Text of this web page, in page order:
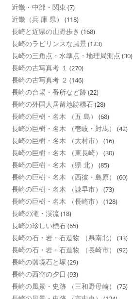
近畿・中部・関東 (7)
近畿（兵 庫 県） (118)
長崎と近県の山野歩き (168)
長崎のラビリンスな風景 (123)
長崎の三角点・水準点・地理局測点 (30)
長崎の古写真考 １ (270)
長崎の古写真考 ２ (146)
長崎の台場・番所など跡(22)
長崎の外国人居留地跡標石(28)
長崎の巨樹・名木 （五 島） (68)
長崎の巨樹・名木 （壱岐・対馬） (42)
長崎の巨樹・名木 （大村市） (16)
長崎の巨樹・名木 （東長崎） (30)
長崎の巨樹・名木 （県 北） (85)
長崎の巨樹・名木 （西彼・島原） (60)
長崎の巨樹・名木 （諌早市） (73)
長崎の巨樹・名木 （長崎市） (128)
長崎の滝・渓流(18)
長崎の珍しい標石(65)
長崎の石・岩・石造物 （県南北） (33)
長崎の石・岩・石造物 （長崎市） (92)
長崎の藩境石と塚 (29)
長崎の西空の夕日 (93)
長崎の風景・史跡 （三和野母崎） (75)